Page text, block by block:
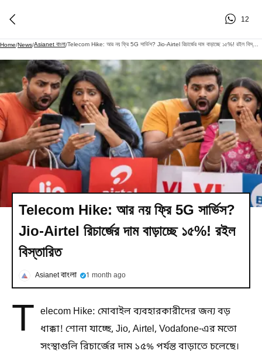
12
Home/News/Asianet বাংলা/
Telecom Hike: আর নয় ফ্রি 5G সার্ভিস?
Jio-Airtel রিচার্জের দাম বাড়াচ্ছে ১৫%! রইল
বিস্তারিত
Asianet বাংলা 1 month ago
T elecom Hike: মোবাইল ব্যবহারকারীদের জন্য বড়
ধাক্কা! শোনা যাচ্ছে, Jio, Airtel, Vodafone-এর মতো
সংস্থাগুলি রিচার্জের দাম ১৫% পর্যন্ত বাড়াতে চলেছে।